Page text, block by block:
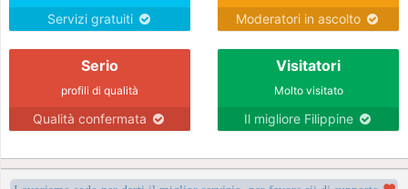
Servizi gratuiti Moderatori in ascolto
Serio
profili di qualità
Qualità confermata
Visitatori
Molto visitato
Il migliore Filippine